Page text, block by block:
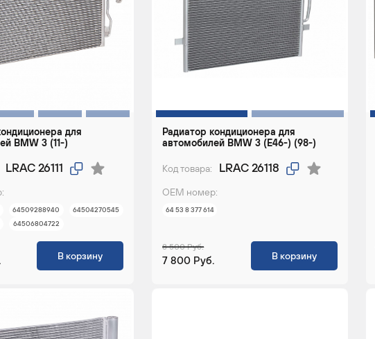
для
BMW 3 (11-)
LRAC 26111
64509288940
64504270545
64506804722
В корзину
Радиатор кондиционера для
автомобилей BMW 3 (E46-) (98-)
Код товара: LRAC 26118
ОЕМ номер:
64 53 8 377 614
8 500 Руб.
7 800 Руб. В корзину